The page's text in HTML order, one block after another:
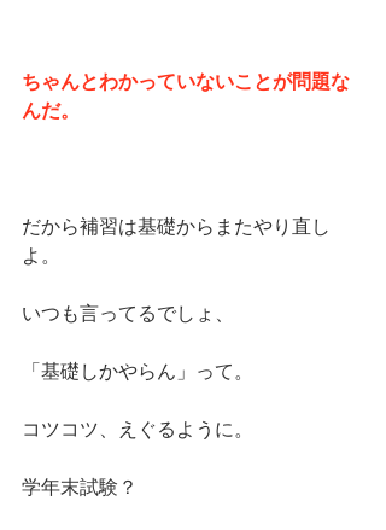
ちゃんとわかっていないことが問題な
んだ。
だから補習は基礎からまたやり直し
よ。
いつも言ってるでしょ、
「基礎しかやらん」って。
コツコツ、えぐるように。
学年末試験？